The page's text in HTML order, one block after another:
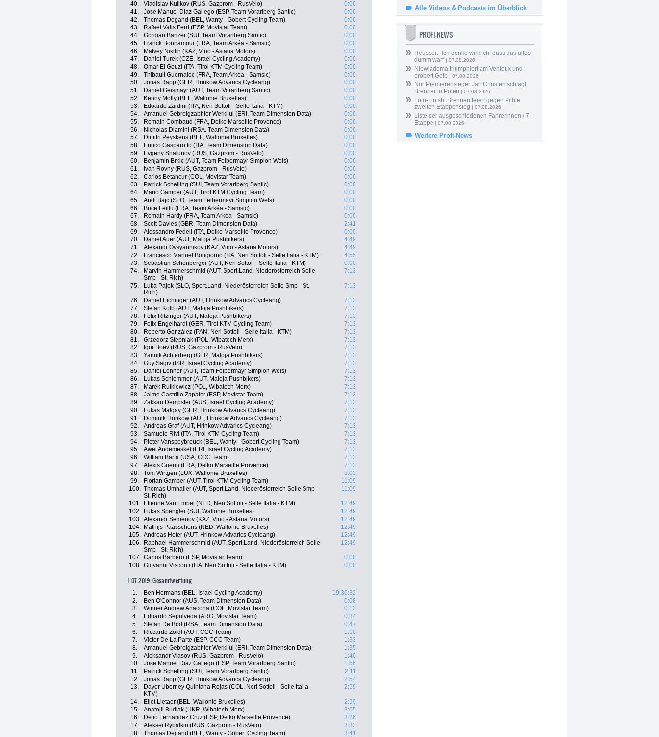
40.
Vladislav Kulikov (RUS, Gazprom - RusVelo)
0:00
41.
Jose Manuel Diaz Gallego (ESP, Team Vorarlberg Santic)
0:00
42.
Thomas Degand (BEL, Wanty - Gobert Cycling Team)
0:00
43.
Rafael Valls Ferri (ESP, Movistar Team)
0:00
44.
Gordian Banzer (SUI, Team Vorarlberg Santic)
0:00
45.
Franck Bonnamour (FRA, Team Arkéa - Samsic)
0:00
46.
Matvey Nikitin (KAZ, Vino - Astana Motors)
0:00
47.
Daniel Turek (CZE, Israel Cycling Academy)
0:00
48.
Omar El Gouzi (ITA, Tirol KTM Cycling Team)
0:00
49.
Thibault Guernalec (FRA, Team Arkéa - Samsic)
0:00
50.
Jonas Rapp (GER, Hrinkow Advarics Cycleang)
0:00
51.
Daniel Geismayr (AUT, Team Vorarlberg Santic)
0:00
52.
Kenny Molly (BEL, Wallonie Bruxelles)
0:00
53.
Edoardo Zardini (ITA, Neri Sottoli - Selle Italia - KTM)
0:00
54.
Amanuel Gebreigzabhier Werkilul (ERI, Team Dimension Data)
0:00
55.
Romain Combaud (FRA, Delko Marseille Provence)
0:00
56.
Nicholas Dlamini (RSA, Team Dimension Data)
0:00
57.
Dimitri Peyskens (BEL, Wallonie Bruxelles)
0:00
58.
Enrico Gasparotto (ITA, Team Dimension Data)
0:00
59.
Evgeny Shalunov (RUS, Gazprom - RusVelo)
0:00
60.
Benjamin Brkic (AUT, Team Felbermayr Simplon Wels)
0:00
61.
Ivan Rovny (RUS, Gazprom - RusVelo)
0:00
62.
Carlos Betancur (COL, Movistar Team)
0:00
63.
Patrick Schelling (SUI, Team Vorarlberg Santic)
0:00
64.
Mario Gamper (AUT, Tirol KTM Cycling Team)
0:00
65.
Andi Bajc (SLO, Team Felbermayr Simplon Wels)
0:00
66.
Brice Feillu (FRA, Team Arkéa - Samsic)
0:00
67.
Romain Hardy (FRA, Team Arkéa - Samsic)
0:00
68.
Scott Davies (GBR, Team Dimension Data)
2:41
69.
Alessandro Fedeli (ITA, Delko Marseille Provence)
0:00
70.
Daniel Auer (AUT, Maloja Pushbikers)
4:49
71.
Alexandr Ovsyannikov (KAZ, Vino - Astana Motors)
4:49
72.
Francesco Manuel Bongiorno (ITA, Neri Sottoli - Selle Italia - KTM)
4:55
73.
Sebastian Schönberger (AUT, Neri Sottoli - Selle Italia - KTM)
0:00
74.
Marvin Hammerschmid (AUT, Sport.Land. Niederösterreich Selle
Smp - St. Rich)
7:13
75.
Luka Pajek (SLO, Sport.Land. Niederösterreich Selle Smp - St.
Rich)
7:13
76. Daniel Eichinger (AUT, Hrinkow Advarics Cycleang)
7:13
77.
Stefan Kolb (AUT, Maloja Pushbikers)
7:13
78.
Felix Ritzinger (AUT, Maloja Pushbikers)
7:13
79.
Felix Engelhardt (GER, Tirol KTM Cycling Team)
7:13
80.
Roberto González (PAN, Neri Sottoli - Selle Italia - KTM)
7:13
81.
Grzegorz Stepniak (POL, Wibatech Merx)
7:13
82.
Igor Boev (RUS, Gazprom - RusVelo)
7:13
83.
Yannik Achterberg (GER, Maloja Pushbikers)
7:13
84.
Guy Sagiv (ISR, Israel Cycling Academy)
7:13
85.
Daniel Lehner (AUT, Team Felbermayr Simplon Wels)
7:13
86.
Lukas Schlemmer (AUT, Maloja Pushbikers)
7:13
87.
Marek Rutkiewicz (POL, Wibatech Merx)
7:13
88.
Jaime Castrillo Zapater (ESP, Movistar Team)
7:13
89.
Zakkari Dempster (AUS, Israel Cycling Academy)
7:13
90.
Lukas Malgay (GER, Hrinkow Advarics Cycleang)
7:13
91.
Dominik Hrinkow (AUT, Hrinkow Advarics Cycleang)
7:13
92.
Andreas Graf (AUT, Hrinkow Advarics Cycleang)
7:13
93.
Samuele Rivi (ITA, Tirol KTM Cycling Team)
7:13
94.
Pieter Vanspeybrouck (BEL, Wanty - Gobert Cycling Team)
7:13
95.
Awet Andemeskel (ERI, Israel Cycling Academy)
7:13
96.
William Barta (USA, CCC Team)
7:13
97.
Alexis Guerin (FRA, Delko Marseille Provence)
7:13
98.
Tom Wirtgen (LUX, Wallonie Bruxelles)
8:03
99.
Florian Gamper (AUT, Tirol KTM Cycling Team)
11:09
100. Thomas Umhaller (AUT, Sport.Land. Niederösterreich Selle Smp -
St. Rich)
11:09
101. Etienne Van Empel (NED, Neri Sottoli - Selle Italia - KTM)
12:49
102.
Lukas Spengler (SUI, Wallonie Bruxelles)
12:49
103. Alexandr Semenov (KAZ, Vino - Astana Motors)
12:49
104.
Mathijs Paasschens (NED, Wallonie Bruxelles)
12:49
105. Andreas Hofer (AUT, Hrinkow Advarics Cycleang)
12:49
106.
Raphael Hammerschmid (AUT, Sport.Land. Niederösterreich Selle
Smp - St. Rich)
12:49
107. Carlos Barbero (ESP, Movistar Team)
0:00
108. Giovanni Visconti (ITA, Neri Sottoli - Selle Italia - KTM) 0:00
11.07.2019: Gesamtwertung
1. Ben Hermans (BEL, Israel Cycling Academy)
19:36:32
2.
Ben O'Connor (AUS, Team Dimension Data)
0:08
3.
Winner Andrew Anacona (COL, Movistar Team)
0:13
4.
Eduardo Sepulveda (ARG, Movistar Team)
0:34
5.
Stefan De Bod (RSA, Team Dimension Data)
0:47
6.
Riccardo Zoidl (AUT, CCC Team)
1:10
7.
Victor De La Parte (ESP, CCC Team)
1:33
8.
Amanuel Gebreigzabhier Werkilul (ERI, Team Dimension Data)
1:35
9.
Aleksandr Vlasov (RUS, Gazprom - RusVelo)
1:40
10.
Jose Manuel Diaz Gallego (ESP, Team Vorarlberg Santic)
1:56
11.
Patrick Schelling (SUI, Team Vorarlberg Santic)
2:11
12.
Jonas Rapp (GER, Hrinkow Advarics Cycleang)
2:54
13.
Dayer Uberney Quintana Rojas (COL, Neri Sottoli - Selle Italia -
KTM)
2:59
14. Eliot Lietaer (BEL, Wallonie Bruxelles)
2:59
15.
Anatolii Budiak (UKR, Wibatech Merx)
3:05
16.
Delio Fernandez Cruz (ESP, Delko Marseille Provence)
3:26
17.
Aleksei Rybalkin (RUS, Gazprom - RusVelo)
3:33
18.
Thomas Degand (BEL, Wanty - Gobert Cycling Team)
3:41
Alle Videos & Podcasts im Überblick
PROFI-NEWS
Reusser: “Ich denke wirklich, dass das alles
dumm war“ | 07.08.2026
Niewiadoma triumphiert am Ventoux und
erobert Gelb | 07.08.2026
Nur Premierensieger Jan Christen schlägt
Brenner in Polen | 07.08.2026
Foto-Finish: Brennan feiert gegen Pithie
zweiten Etappensieg | 07.08.2026
Liste der ausgeschiedenen Fahrerinnen / 7.
Etappe | 07.08.2026
Weitere Profi-News